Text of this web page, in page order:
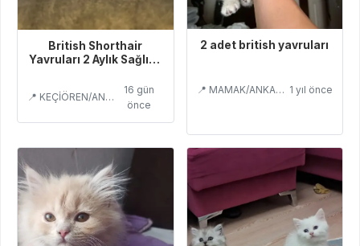
British Shorthair
Yavruları 2 Aylık Sağlıklı
📍 KEÇİÖREN/ANKARA
16 gün
önce
2 adet british yavruları
📍 MAMAK/ANKARA 1 yıl önce